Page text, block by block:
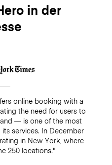
in der
online booking with a
the need for users to
— is one of the most
services. In December
in New York, where
250 locations."